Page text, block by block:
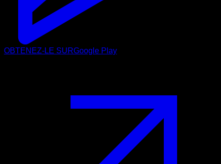
OBTENEZ-LE SURGoogle Play